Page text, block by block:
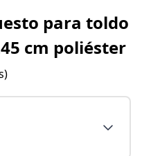
para toldo
cm poliéster